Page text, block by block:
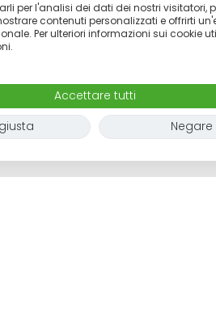
per l'analisi dei dati dei nostri visitatori,
contenuti personalizzati e offrirti
Per ulteriori informazioni sui cookie
Accettare tutti
Negare